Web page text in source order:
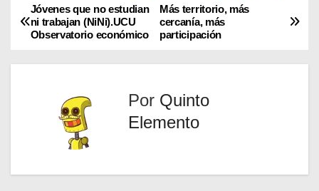
i
t
t
e
)
b
o
o
k
l
Más territorio, más
cercanía, más
participación
Jóvenes que no estudian
ni trabajan (NiNi).UCU
Observatorio económico
Por Quinto
Elemento